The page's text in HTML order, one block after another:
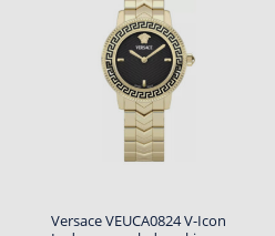
Versace VEUCA0824 V-Icon